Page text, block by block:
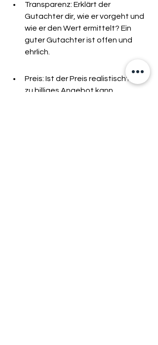
Transparenz: Erklärt der
Gutachter dir, wie er vorgeht und
wie er den Wert ermittelt? Ein
guter Gutachter ist offen und
ehrlich.
Preis: Ist der Preis realistisch? Ein
zu billiges Angebot kann